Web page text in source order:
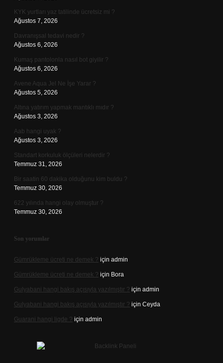
KYK yurtları yaz tatilinde ücretsiz mi ?
Ağustos 7, 2026
Davranışsal tedavi nedir ?
Ağustos 6, 2026
Kumaş pantolonla nasıl bot giyilir ?
Ağustos 6, 2026
Avene Aqua Jel Ne İşe Yarar ?
Ağustos 5, 2026
Altına yatırım yapmak mantıklı mıdır ?
Ağustos 3, 2026
Aab hangi uyak ?
Ağustos 3, 2026
Standart korkuluk ölçüleri nelerdir ?
Temmuz 31, 2026
Bir saatin 60 dakika olduğunu kim buldu ?
Temmuz 30, 2026
622 yılında hangi olay olmuştur ?
Temmuz 30, 2026
Son yorumlar
Gümrükleme ücreti ne demek ? için admin
Gümrükleme ücreti ne demek ? için Bora
Gulyabani hangi bakış açısıyla yazılmıştır ? için admin
Gulyabani hangi bakış açısıyla yazılmıştır ? için Ceyda
Guarani hangi ligde ? için admin